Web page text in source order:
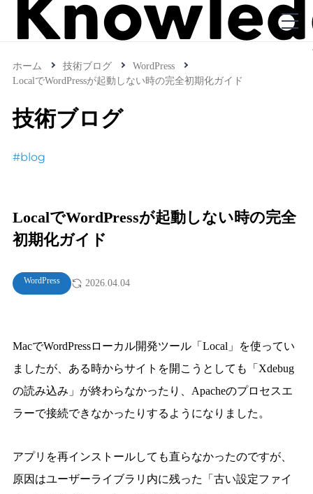
ホーム 技術ブログ
WordPress
LocalでWordPressが起動しない時の完全初期化ガイド
技術ブログ
#blog
LocalでWordPressが起動しない時の完全
初期化ガイド
WordPress 2026.04.04
MacでWordPressローカル開発ツール「Local」を使ってい
ましたが、ある時からサイトを開こうとしても「Xdebug
の読み込み」が終わらなかったり、Apacheのプロセスエ
ラーで接続できなかったりするようになりました。
アプリを再インストールしても直らなかったのですが、
原因はユーザーライブラリ内に残った「古い設定ファイ